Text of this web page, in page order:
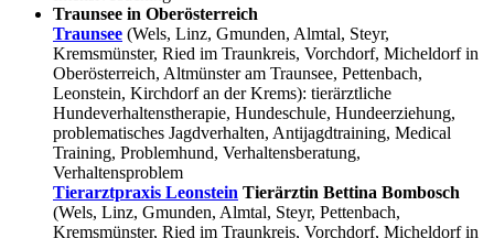
Traunsee in Oberösterreich
Traunsee (Wels, Linz, Gmunden, Almtal, Steyr,
Kremsmünster, Ried im Traunkreis, Vorchdorf, Micheldorf in
Oberösterreich, Altmünster am Traunsee, Pettenbach,
Leonstein, Kirchdorf an der Krems): tierärztliche
Hundeverhaltenstherapie, Hundeschule, Hundeerziehung,
problematisches Jagdverhalten, Antijagdtraining, Medical
Training, Problemhund, Verhaltensberatung,
Verhaltensproblem
Tierarztpraxis Leonstein Tierärztin Bettina Bombosch
(Wels, Linz, Gmunden, Almtal, Steyr, Pettenbach,
Kremsmünster, Ried im Traunkreis, Vorchdorf, Micheldorf in